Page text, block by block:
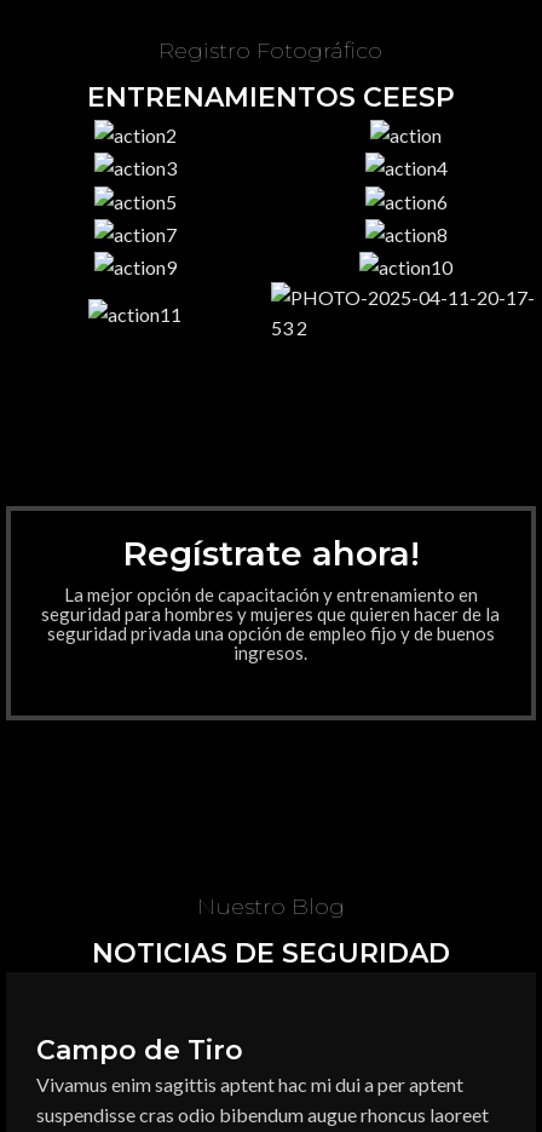
Registro Fotográfico
ENTRENAMIENTOS CEESP
Regístrate ahora!
La mejor opción de capacitación y entrenamiento en
seguridad para hombres y mujeres que quieren hacer de la
seguridad privada una opción de empleo fijo y de buenos
ingresos.
Nuestro Blog
NOTICIAS DE SEGURIDAD
Campo de Tiro
Vivamus enim sagittis aptent hac mi dui a per aptent
suspendisse cras odio bibendum augue rhoncus laoreet